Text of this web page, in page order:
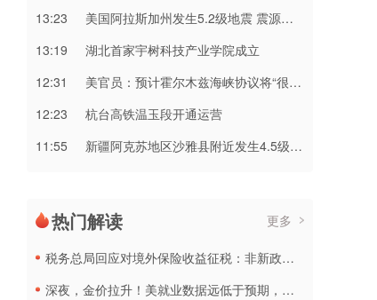
13:23
美国阿拉斯加州发生5.2级地震 震源深度10千米
13:19
湖北首家宇树科技产业学院成立
12:31
美官员：预计霍尔木兹海峡协议将“很快达成”
12:23
杭台高铁温玉段开通运营
11:55
新疆阿克苏地区沙雅县附近发生4.5级左右地震
热门解读 更多
税务总局回应对境外保险收益征税：非新政策，无需过度解读
深夜，金价拉升！美就业数据远低于预期，加息或生变